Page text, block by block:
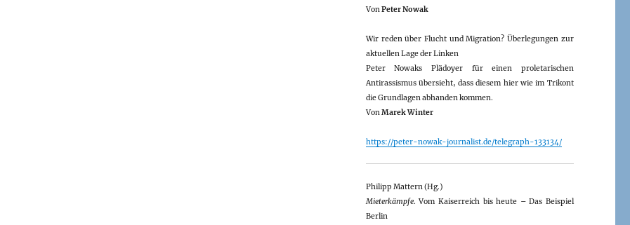
VonPeter Nowak
Wir reden über Flucht und Migration? Überlegungen zur
aktuellen Lage der Linken
Peter Nowaks Plädoyer für einen proletarischen
Antirassismus übersieht, dass diesem hier wie im Trikont
die Grundlagen abhanden kommen.
VonMarek Winter
https://peter-nowak-journalist.de/telegraph-133134/
Philipp Mattern (Hg.)
Mieterkämpfe. Vom Kaiserreich bis heute – Das Beispiel
Berlin